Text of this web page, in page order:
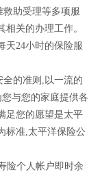
助受理等多项服
相关的办理工作。
天24小时的保险服
的准则,以一流的
与您的家庭提供各
足您的愿望是太平
标准,太平洋保险公
个人帐户即时余